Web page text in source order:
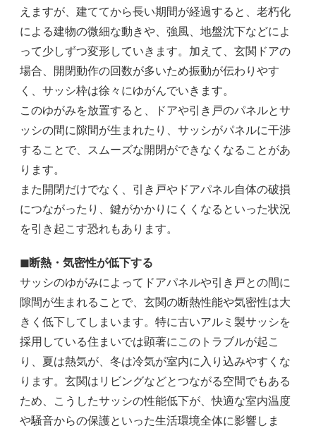
えますが、建ててから長い期間が経過すると、老朽化
による建物の微細な動きや、強風、地盤沈下などによ
って少しずつ変形していきます。加えて、玄関ドアの
場合、開閉動作の回数が多いため振動が伝わりやす
く、サッシ枠は徐々にゆがんでいきます。
このゆがみを放置すると、ドアや引き戸のパネルとサ
ッシの間に隙間が生まれたり、サッシがパネルに干渉
することで、スムーズな開閉ができなくなることがあ
ります。
また開閉だけでなく、引き戸やドアパネル自体の破損
につながったり、鍵がかかりにくくなるといった状況
を引き起こす恐れもあります。
◼︎断熱・気密性が低下する
サッシのゆがみによってドアパネルや引き戸との間に
隙間が生まれることで、玄関の断熱性能や気密性は大
きく低下してしまいます。特に古いアルミ製サッシを
採用している住まいでは顕著にこのトラブルが起こ
り、夏は熱気が、冬は冷気が室内に入り込みやすくな
ります。玄関はリビングなどとつながる空間でもある
ため、こうしたサッシの性能低下が、快適な室内温度
や騒音からの保護といった生活環境全体に影響しま